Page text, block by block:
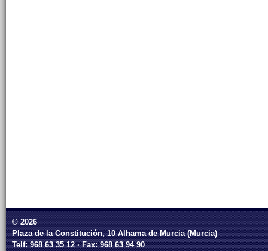
© 2026
Plaza de la Constitución, 10 Alhama de Murcia (Murcia)
Telf: 968 63 35 12 · Fax: 968 63 94 90